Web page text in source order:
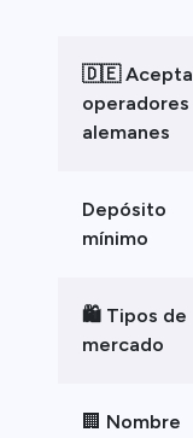
🇩🇪 Acepta
operadores
alemanes
Depósito
mínimo
🛍️ Tipos de
mercado
🏢 Nombre